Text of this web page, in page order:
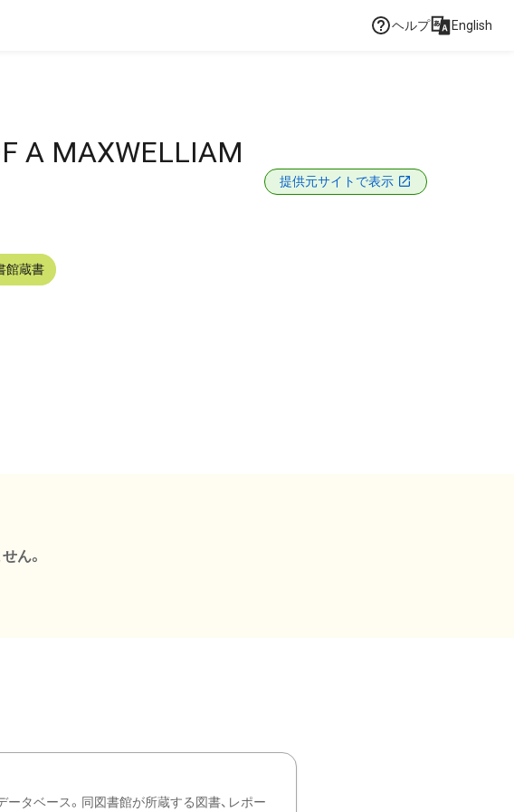
ヘルプ English
A MAXWELLIAM
提供元サイトで表示
館蔵書
ん。
タベース。同図書館が所蔵する図書、レポー